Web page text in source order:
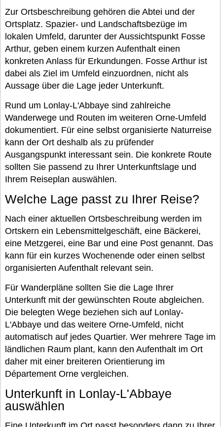
Zur Ortsbeschreibung gehören die Abtei und der
Ortsplatz. Spazier- und Landschaftsbezüge im
lokalen Umfeld, darunter der Aussichtspunkt Fosse
Arthur, geben einem kurzen Aufenthalt einen
konkreten Anlass für Erkundungen. Fosse Arthur ist
dabei als Ziel im Umfeld einzuordnen, nicht als
Aussage über die Lage jeder Unterkunft.
Rund um Lonlay-L'Abbaye sind zahlreiche
Wanderwege und Routen im weiteren Orne-Umfeld
dokumentiert. Für eine selbst organisierte Naturreise
kann der Ort deshalb als zu prüfender
Ausgangspunkt interessant sein. Die konkrete Route
sollten Sie passend zu Ihrer Unterkunftslage und
Ihrem Reiseplan auswählen.
Welche Lage passt zu Ihrer Reise?
Nach einer aktuellen Ortsbeschreibung werden im
Ortskern ein Lebensmittelgeschäft, eine Bäckerei,
eine Metzgerei, eine Bar und eine Post genannt. Das
kann für ein kurzes Wochenende oder einen selbst
organisierten Aufenthalt relevant sein.
Für Wanderpläne sollten Sie die Lage Ihrer
Unterkunft mit der gewünschten Route abgleichen.
Die belegten Wege beziehen sich auf Lonlay-
L'Abbaye und das weitere Orne-Umfeld, nicht
automatisch auf jedes Quartier. Wer mehrere Tage im
ländlichen Raum plant, kann den Aufenthalt im Ort
daher mit einer breiteren Orientierung im
Département Orne vergleichen.
Unterkunft in Lonlay-L'Abbaye
auswählen